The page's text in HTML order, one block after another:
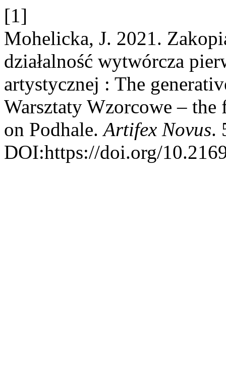
[1]
Mohelicka, J. 2021.
działalność wytwórcza
artystycznej : The
Warsztaty Wzorcowe –
on Podhale.Artifex Novus.
DOI:https://doi.org/